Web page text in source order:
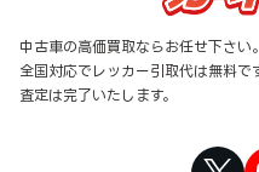
中古車の高価買取ならお任せ下さい。
全国対応でレッカー引取代は無料で
査定は完了いたします。